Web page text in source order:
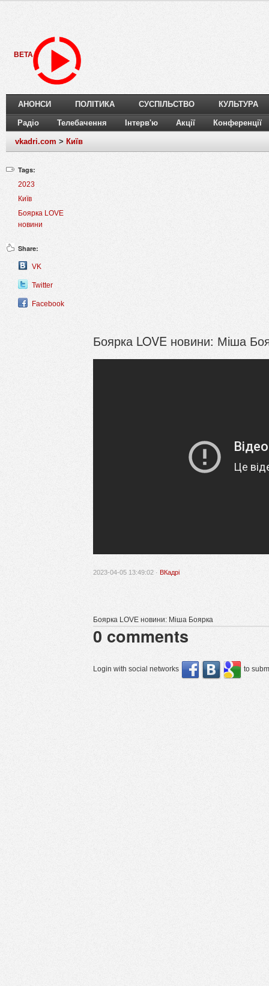
BETA
АНОНСИ ПОЛІТИКА СУСПІЛЬСТВО КУЛЬТУРА
Радіо Телебачення Інтерв'ю Акції Конференції
vkadri.com > Київ
Tags:
2023
Київ
Боярка LOVE
новини
Share:
VK
Twitter
Facebook
Боярка LOVE новини: Міша
2023-04-05 13:49:02 · ВКадрі
Боярка LOVE новини: Міша Боярка
0 comments
Login with social networks to